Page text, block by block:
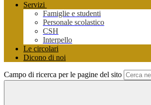
Servizi
Famiglie e studenti
Personale scolastico
CSH
Interpello
Le circolari
Dicono di noi
Campo di ricerca per le pagine del sito